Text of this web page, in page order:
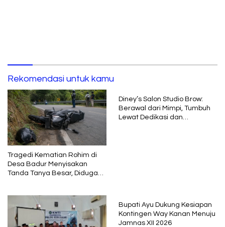
Rekomendasi untuk kamu
Tragedi Kematian Rohim di
Desa Badur Menyisakan
Tanda Tanya Besar, Diduga
Diney’s Salon Studio Brow:
Berawal dari Mimpi, Tumbuh
Lewat Dedikasi dan
Bupati Ayu Dukung Kesiapan
Kontingen Way Kanan Menuju
Jamnas XII 2026